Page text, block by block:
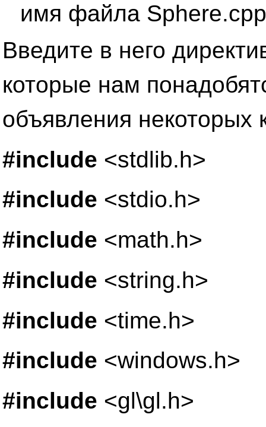
имя файла
Введите в него
которые нам
объявления некоторых
#include <stdlib.h>
#include <stdio.h>
#include <math.h>
#include <string.h>
#include <time.h>
#include <windows.h>
#include <gl\gl.h>